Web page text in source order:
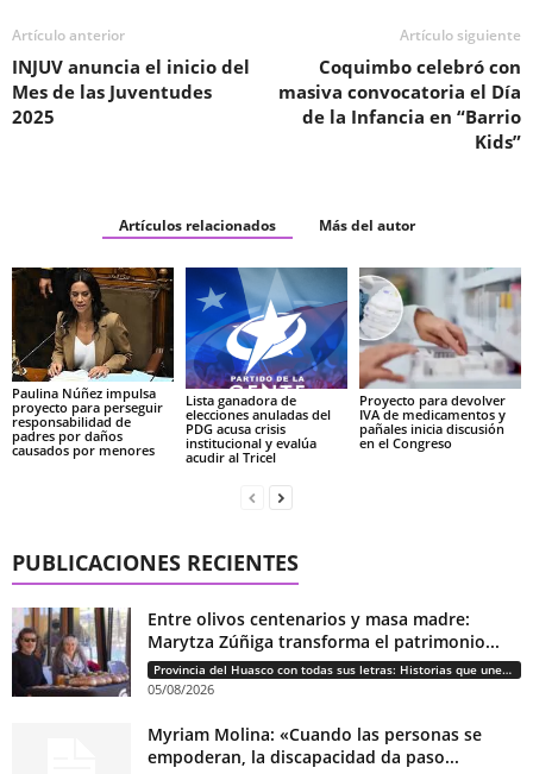
Artículo anterior
INJUV anuncia el inicio del
Mes de las Juventudes
2025
Artículo siguiente
Coquimbo celebró con
masiva convocatoria el Día
de la Infancia en “Barrio
Kids”
Artículos relacionados Más del autor
Paulina Núñez impulsa
proyecto para perseguir
responsabilidad de
padres por daños
causados por menores
Lista ganadora de
elecciones anuladas del
PDG acusa crisis
institucional y evalúa
acudir al Tricel
Proyecto para devolver
IVA de medicamentos y
pañales inicia discusión
en el Congreso
PUBLICACIONES RECIENTES
Entre olivos centenarios y masa madre:
Marytza Zúñiga transforma el patrimonio...
Provincia del Huasco con todas sus letras: Historias que unen cultura, diversidad e identidad
05/08/2026
Myriam Molina: «Cuando las personas se
empoderan, la discapacidad da paso...